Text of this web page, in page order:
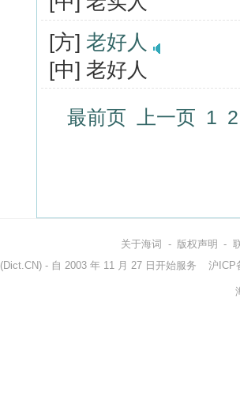
[方] 老好人
[中] 老好人
最前页 上一页 1 2
关于海词 - 版权声明 -
(Dict.CN) - 自 2003 年 11 月 27 日开始服务 沪ICP